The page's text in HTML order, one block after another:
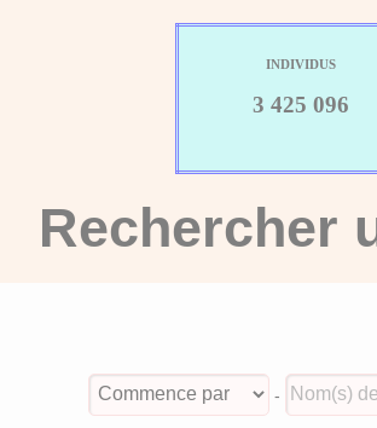
INDIVIDUS
3 425 096
Rechercher
-